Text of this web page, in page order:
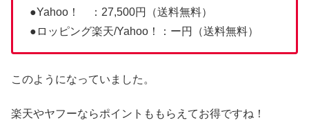
●Yahoo！ ：27,500円（送料無料）
●ロッピング楽天/Yahoo！：ー円（送料無料）
このようになっていました。
楽天やヤフーならポイントももらえてお得ですね！